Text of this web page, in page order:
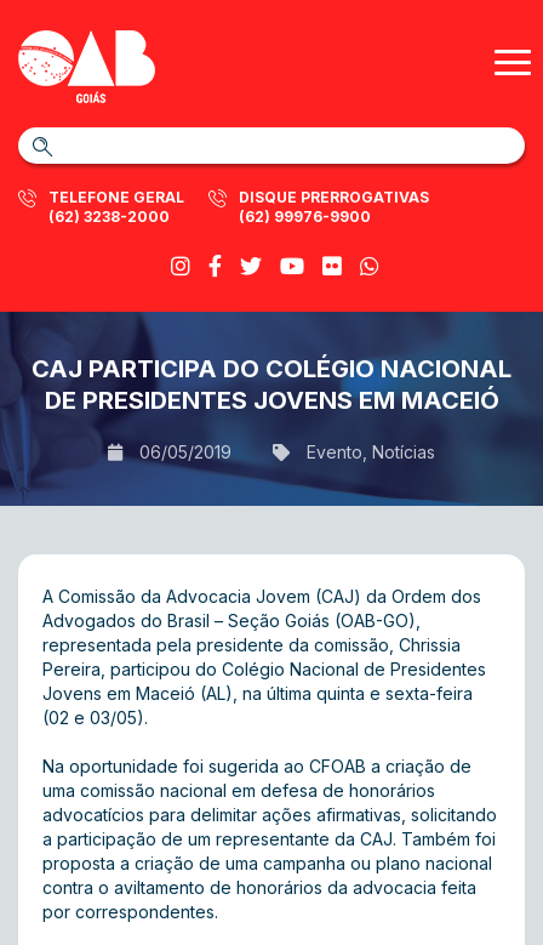
TELEFONE GERAL
(62) 3238-2000
DISQUE PRERROGATIVAS
(62) 99976-9900
CAJ PARTICIPA DO COLÉGIO NACIONAL
DE PRESIDENTES JOVENS EM MACEIÓ
06/05/2019 Evento Notícias
A Comissão da Advocacia Jovem (CAJ) da Ordem dos
Advogados do Brasil – Seção Goiás (OAB-GO),
representada pela presidente da comissão, Chrissia
Pereira, participou do Colégio Nacional de Presidentes
Jovens em Maceió (AL), na última quinta e sexta-feira
(02 e 03/05).
Na oportunidade foi sugerida ao CFOAB a criação de
uma comissão nacional em defesa de honorários
advocatícios para delimitar ações afirmativas, solicitando
a participação de um representante da CAJ. Também foi
proposta a criação de uma campanha ou plano nacional
contra o aviltamento de honorários da advocacia feita
por correspondentes.